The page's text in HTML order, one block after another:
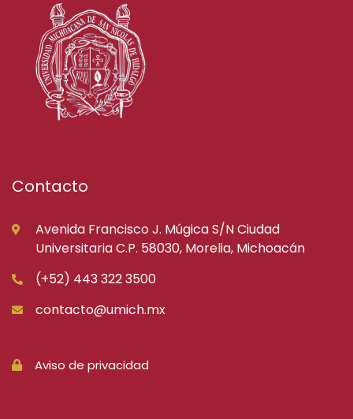
Contacto
Avenida Francisco J. Múgica S/N Ciudad
Universitaria C.P. 58030, Morelia, Michoacán
(+52) 443 322 3500
contacto@umich.mx
Aviso de privacidad